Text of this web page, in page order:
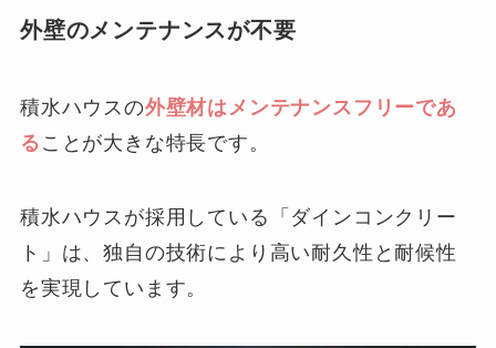
外壁のメンテナンスが不要
積水ハウスの外壁材はメンテナンスフリーであ
る ことが大きな特長です。
積水ハウスが採用している「ダインコンクリー
ト」は、独自の技術により高い耐久性と耐候性
を実現しています。